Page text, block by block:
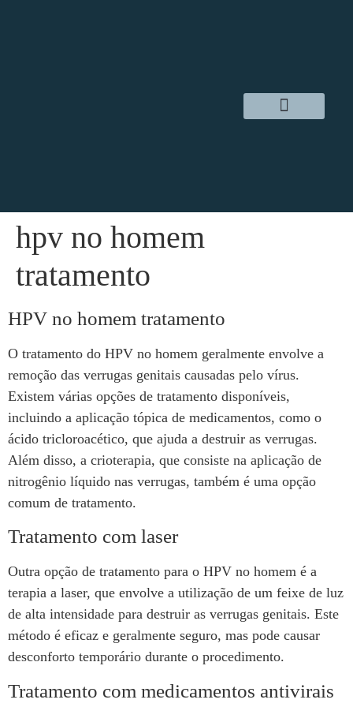
hpv no homem
tratamento
HPV no homem tratamento
O tratamento do HPV no homem geralmente envolve a
remoção das verrugas genitais causadas pelo vírus.
Existem várias opções de tratamento disponíveis,
incluindo a aplicação tópica de medicamentos, como o
ácido tricloroacético, que ajuda a destruir as verrugas.
Além disso, a crioterapia, que consiste na aplicação de
nitrogênio líquido nas verrugas, também é uma opção
comum de tratamento.
Tratamento com laser
Outra opção de tratamento para o HPV no homem é a
terapia a laser, que envolve a utilização de um feixe de luz
de alta intensidade para destruir as verrugas genitais. Este
método é eficaz e geralmente seguro, mas pode causar
desconforto temporário durante o procedimento.
Tratamento com medicamentos antivirais